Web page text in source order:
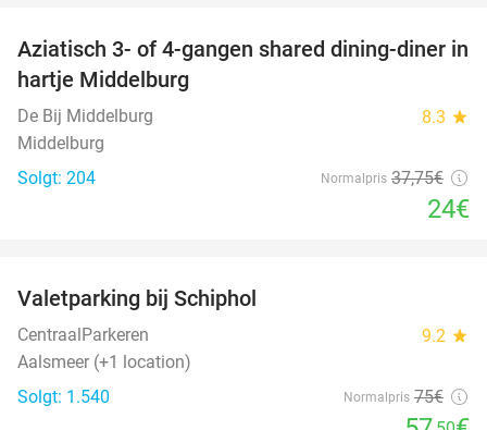
36%
Aziatisch 3- of 4-gangen shared dining-diner in
hartje Middelburg
De Bij Middelburg 8.3 star
Middelburg
Solgt: 204
Normalpris 37,75€
24€
Valetparking bij Schiphol
CentraalParkeren 9.2 star
Aalsmeer (+1 location)
Solgt: 1.540
Normalpris 75€